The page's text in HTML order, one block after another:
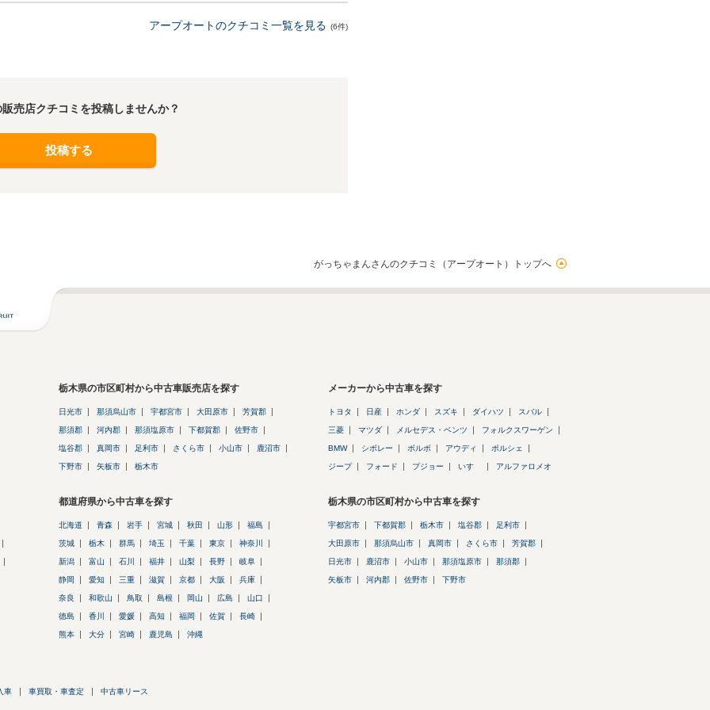
アープオートのクチコミ一覧を見る (6件)
売店クチコミを投稿しませんか？
投稿する
がっちゃまんさんのクチコミ（アープオート）トップへ
栃木県の市区町村から中古車販売店を探す
日光市 那須烏山市 宇都宮市 大田原市 芳賀郡
那須郡 河内郡 那須塩原市 下都賀郡 佐野市
塩谷郡 真岡市 足利市 さくら市 小山市 鹿沼市
下野市 矢板市 栃木市
メーカーから中古車を探す
トヨタ 日産 ホンダ スズキ ダイハツ スバル
三菱 マツダ メルセデス・ベンツ フォルクスワーゲン
BMW シボレー ボルボ アウディ ポルシェ
ジープ フォード プジョー いすゞ アルファロメオ
都道府県から中古車を探す
北海道 青森 岩手 宮城 秋田 山形 福島
茨城 栃木 群馬 埼玉 千葉 東京 神奈川
新潟 富山 石川 福井 山梨 長野 岐阜
静岡 愛知 三重 滋賀 京都 大阪 兵庫
奈良 和歌山 鳥取 島根 岡山 広島 山口
徳島 香川 愛媛 高知 福岡 佐賀 長崎
熊本 大分 宮崎 鹿児島 沖縄
栃木県の市区町村から中古車を探す
宇都宮市 下都賀郡 栃木市 塩谷郡 足利市
大田原市 那須烏山市 真岡市 さくら市 芳賀郡
日光市 鹿沼市 小山市 那須塩原市 那須郡
矢板市 河内郡 佐野市 下野市
車 車買取・車査定 中古車リース